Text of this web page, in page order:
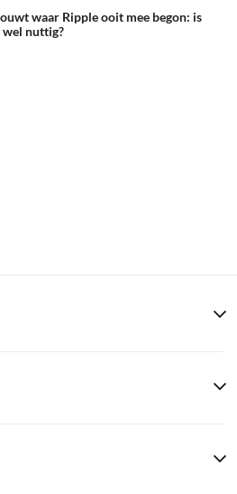
waar Ripple ooit mee begon: is
wel nuttig?